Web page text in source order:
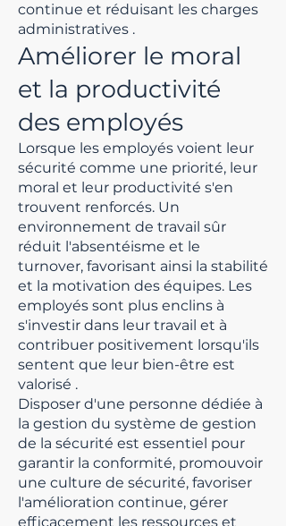
continue et réduisant les charges
administratives .
Améliorer le moral
et la productivité
des employés
Lorsque les employés voient leur
sécurité comme une priorité, leur
moral et leur productivité s'en
trouvent renforcés. Un
environnement de travail sûr
réduit l'absentéisme et le
turnover, favorisant ainsi la stabilité
et la motivation des équipes. Les
employés sont plus enclins à
s'investir dans leur travail et à
contribuer positivement lorsqu'ils
sentent que leur bien-être est
valorisé .
Disposer d'une personne dédiée à
la gestion du système de gestion
de la sécurité est essentiel pour
garantir la conformité, promouvoir
une culture de sécurité, favoriser
l'amélioration continue, gérer
efficacement les ressources et